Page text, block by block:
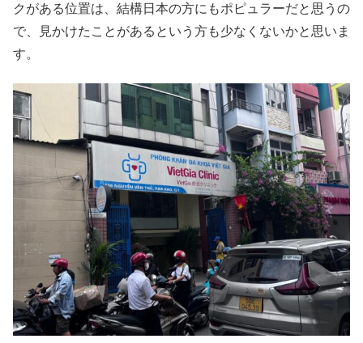
クがある位置は、結構日本の方にもポピュラーだと思うの
で、見かけたことがあるという方も少なくないかと思いま
す。